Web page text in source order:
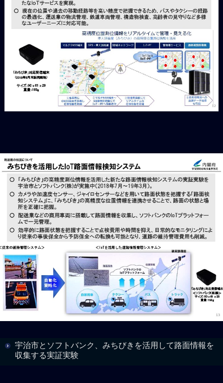
宇治市とソフトバンク、みちびきを活用して路面情報を
収集する実証実験